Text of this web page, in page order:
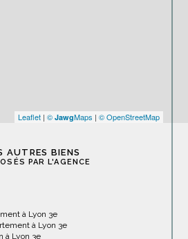
Leaflet | © JawgMaps | © OpenStreetMap
AUTRES BIENS
PAR L'AGENCE
à Lyon 3e
à Lyon 3e
à Lyon 3e